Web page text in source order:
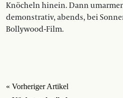
Knöcheln hinein. Dann
demonstrativ, abends, bei
Bollywood-Film.
« Vorheriger Artikel